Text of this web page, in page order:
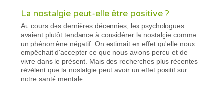
La nostalgie peut-elle être positive ?
Au cours des dernières décennies, les psychologues
avaient plutôt tendance à considérer la nostalgie comme
un phénomène négatif. On estimait en effet qu'elle nous
empêchait d'accepter ce que nous avions perdu et de
vivre dans le présent. Mais des recherches plus récentes
révèlent que la nostalgie peut avoir un effet positif sur
notre santé mentale.